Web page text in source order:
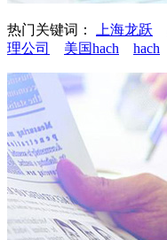
热门关键词： 上海龙跃
理公司
美国hach hach